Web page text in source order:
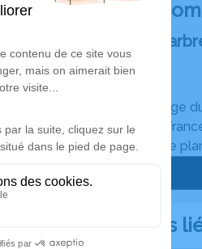
Rendez
Plantez un
Un hommage
Planté en
Certificat de
Documents